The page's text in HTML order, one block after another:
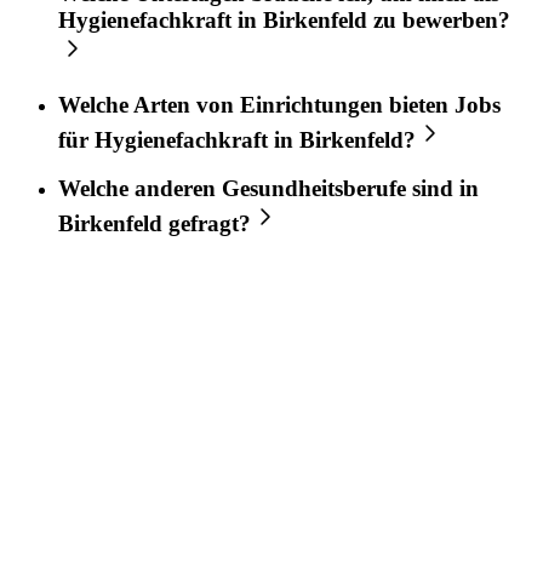
Hygienefachkraft in Birkenfeld zu bewerben?
Welche Arten von Einrichtungen bieten Jobs
für Hygienefachkraft in Birkenfeld?
Welche anderen Gesundheitsberufe sind in
Birkenfeld gefragt?